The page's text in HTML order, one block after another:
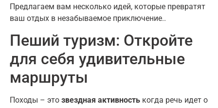
Предлагаем вам несколько идей, которые превратят
ваш отдых в незабываемое приключение..
Пеший туризм: Откройте
для себя удивительные
маршруты
Походы – это звездная активность когда речь идет о